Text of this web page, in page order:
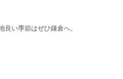
い季節はぜひ鎌倉へ。